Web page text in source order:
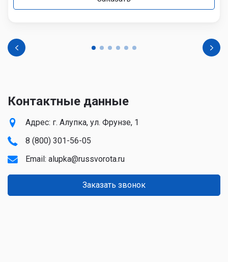
Контактные данные
Адрес: г. Алупка, ул. Фрунзе, 1
8 (800) 301-56-05
Email: alupka@russvorota.ru
Заказать звонок